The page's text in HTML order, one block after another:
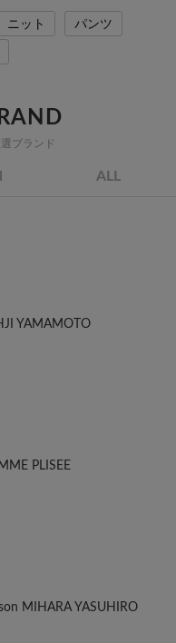
ニット
パンツ
ブランド
ALL
YAMAMOTO
PLISEE
MIHARA YASUHIRO